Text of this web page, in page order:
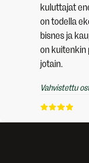
kuluttajat
on todella
bisnes ja
on kuitenkin
jotain.
Vahvistettu